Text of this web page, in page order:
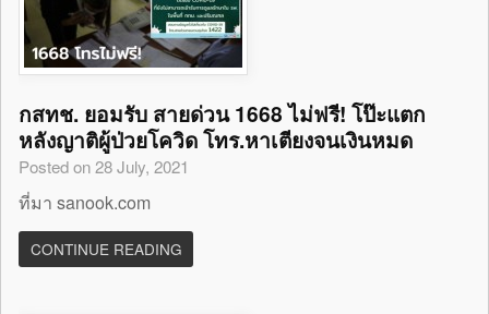
กสทช. ยอมรับ สายด่วน 1668 ไม่ฟรี! โป๊ะแตก
หลังญาติผู้ป่วยโควิด โทร.หาเตียงจนเงินหมด
Posted on 28 July, 2021
ที่มา sanook.com
CONTINUE READING